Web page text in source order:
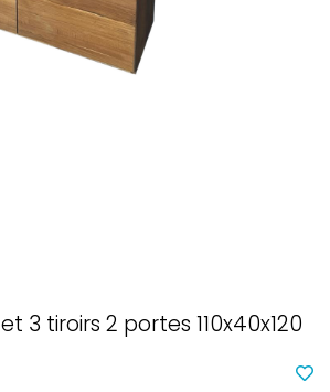
3 tiroirs 2 portes 110x40x120